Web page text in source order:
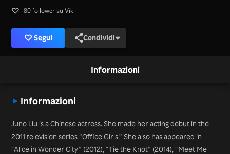
80 follower su Viki
Segui Condividi
Informazioni
Informazioni
Juno Liu is a Chinese actress. She made her acting debut in the
2011 television series “Office Girls.” She also has appeared in
“Alice in Wonder City” (2012), “Tie the Knot” (2014), “Meet Me